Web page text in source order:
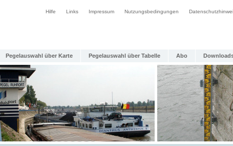
Hilfe Links Impressum Nutzungsbedingungen
Pegelauswahl über Karte Pegelauswahl über Tabelle Abo